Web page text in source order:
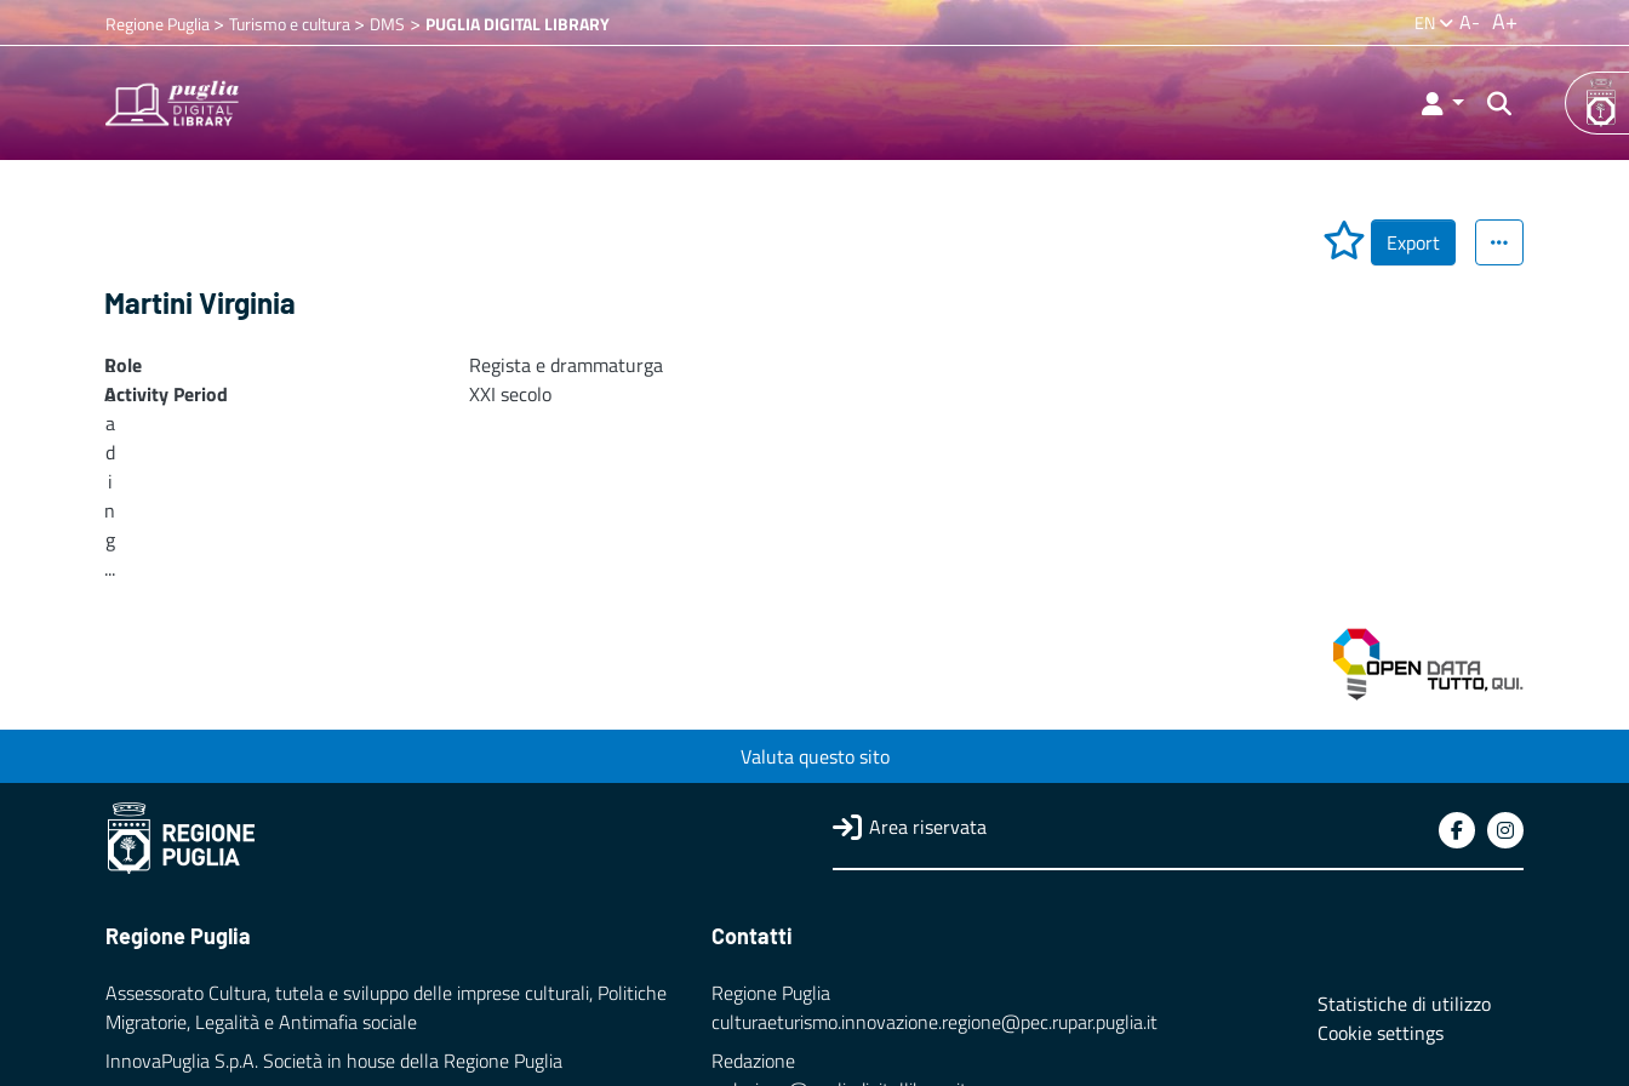
Regione Puglia> Turismo e cultura>DMS > PUGLIA DIGITAL LIBRARY EN A- A+
Export
Martini Virginia
L
o
a
d
i
n
g
...
Role
Regista e drammaturga
Activity Period
XXI secolo
Valuta questo sito
Area riservata
Regione Puglia
Assessorato Cultura, tutela e sviluppo delle imprese culturali, Politiche
Migratorie, Legalità e Antimafia sociale
InnovaPuglia S.p.A. Società in house della Regione Puglia
Contatti
Regione Puglia
culturaeturismo.innovazione.regione@pec.rupar.puglia.it
Redazione
Statistiche di utilizzo
Cookie settings